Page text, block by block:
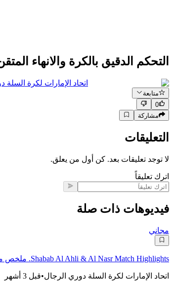
التحكم الدقيق بالكرة والانهاء
اتحاد الإمارات لكرة السلة
متابعة
0
مشاركة
التعليقات
لا توجد تعليقات بعد. كن أول من يعلق.
اترك تعليقاً
فيديوهات ذات صلة
مجاني
Shabab Al Ahli & Al Nasr Match Highlights. ملخص مباراة شباب الاهلي ضد النصر
اتحاد الإمارات لكرة السلة دوري الرجال•قبل 3 أشهر